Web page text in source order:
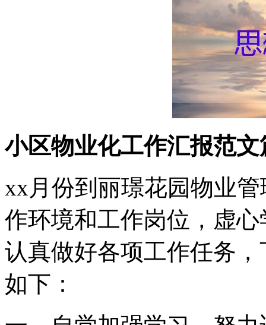
小区物业化工作汇报范文
xx月份到丽璟花园物业
作环境和工作岗位，虚
认真做好各项工作任务
如下：